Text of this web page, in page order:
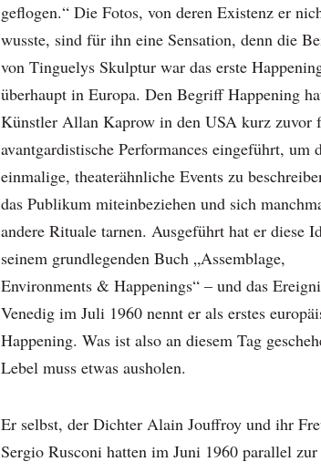
geflogen.“ Die Fotos, von deren Existenz er
wusste, sind für ihn eine Sensation, denn die
von Tinguelys Skulptur war das erste
überhaupt in Europa. Den Begriff Happening
Künstler Allan Kaprow in den USA kurz zuvor
avantgardistische Performances eingeführt, um
einmalige, theaterähnliche Events zu
das Publikum miteinbeziehen und sich
andere Rituale tarnen. Ausgeführt hat er diese
seinem grundlegenden Buch „Assemblage,
Environments & Happenings“ – und das
Venedig im Juli 1960 nennt er als erstes
Happening. Was ist also an diesem Tag
Lebel muss etwas ausholen.
Er selbst, der Dichter Alain Jouffroy und ihr
Sergio Rusconi hatten im Juni 1960 parallel zur